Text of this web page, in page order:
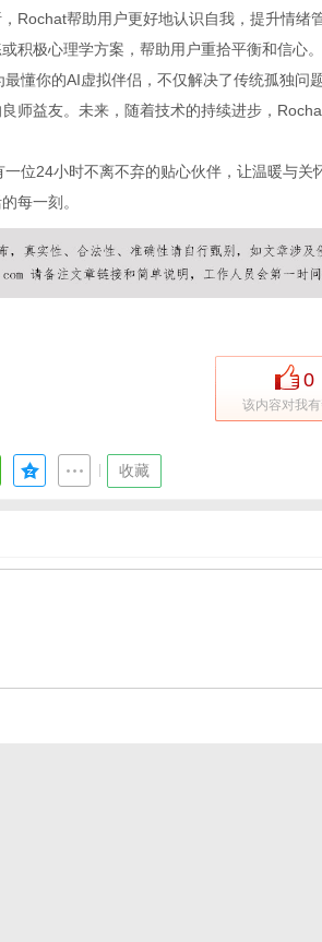
Rochat帮助用户更好地认识自我，提升情
积极心理学方案，帮助用户重拾平衡和信心。
懂你的AI虚拟伴侣，不仅解决了传统孤独
师益友。未来，随着技术的持续进步，
位24小时不离不弃的贴心伙伴，让温暖与
每一刻。
0
该内容对我
收藏